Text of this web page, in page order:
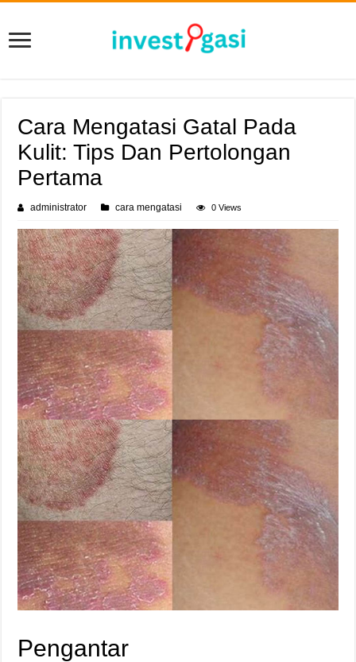
Cara Mengatasi Gatal Pada
Kulit: Tips Dan Pertolongan
Pertama
administrator cara mengatasi 0 Views
Pengantar